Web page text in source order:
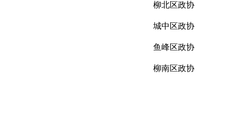
柳北区政协
城中区政协
鱼峰区政协
柳南区政协